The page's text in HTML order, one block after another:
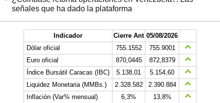
señales que ha dado la plataforma
Indicador Cierre Ant 05/08/2026
Dólar oficial
755.1552
755.9001
Euro oficial
870,0445
872,8379
Índice Bursátil Caracas (IBC)
5.138,01
5.154,60
Liquidez Monetaria (MMBs.)
2.328.582
2.390.884
Inflación (Var% mensual)
6,3%
13,8%